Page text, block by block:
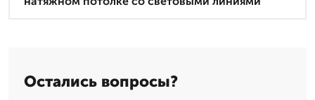
Остались вопросы?